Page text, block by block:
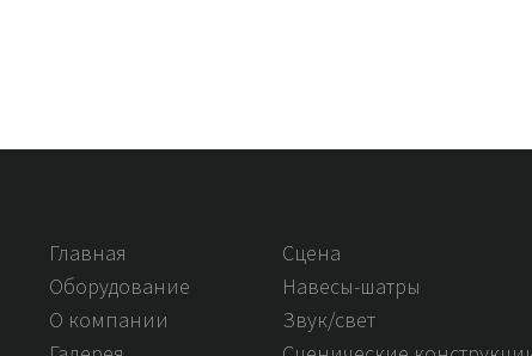
Главная
Оборудование
О компании
Сцена
Навесы-шатры
Звук/свет